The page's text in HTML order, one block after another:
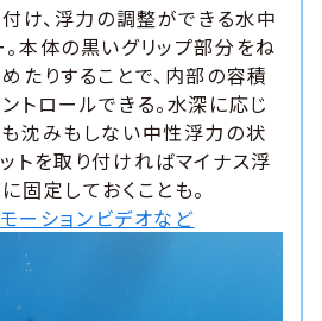
け、浮力の調整ができる水中
本体の黒いグリップ部分をね
たりすることで、内部の容積
トロールできる。水深に応じ
沈みもしない中性浮力の状
トを取り付ければマイナス浮
固定しておくことも。
ーションビデオなど